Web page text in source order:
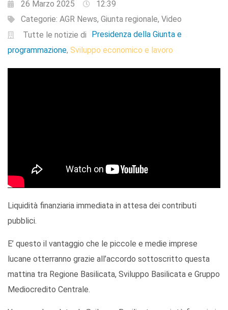
26 Marzo 2025
12:39
Categorie: AGR News, Giunta regionale, Video
Tutte le notizie di
Presidenza della Giunta e
programmazione, Sviluppo economico e lavoro
Liquidità finanziaria immediata in attesa dei contributi
pubblici.
E’ questo il vantaggio che le piccole e medie imprese
lucane otterranno grazie all’accordo sottoscritto questa
mattina tra Regione Basilicata, Sviluppo Basilicata e Gruppo
Mediocredito Centrale.